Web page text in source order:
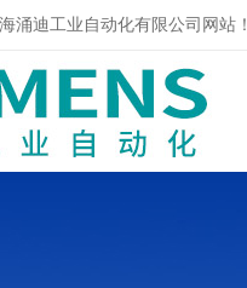
涌迪工业自动化有限公司网站！